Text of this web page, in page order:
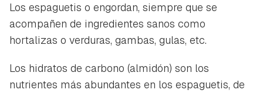
Los espaguetis o engordan, siempre que se
acompañen de ingredientes sanos como
hortalizas o verduras, gambas, gulas, etc.
Los hidratos de carbono (almidón) son los
nutrientes más abundantes en los espaguetis, de